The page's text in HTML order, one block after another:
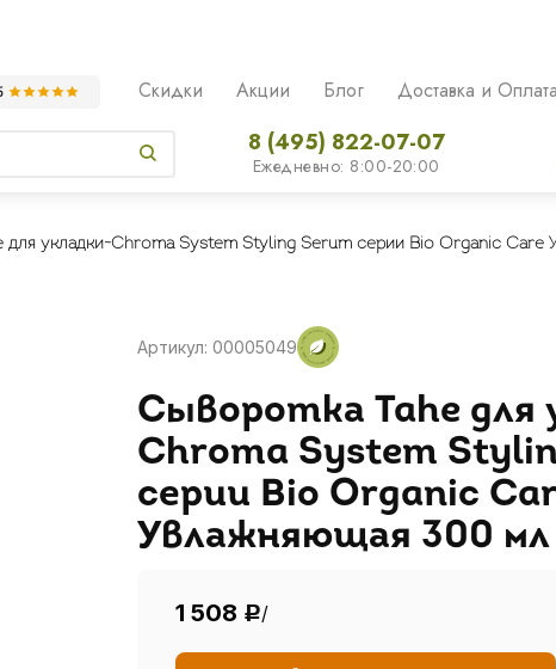
Скидки Акции Блог Доставка и Оплата
8 (495) 822-07-07
Ежедневно: 8:00-20:00
для укладки-Chroma System Styling Serum серии Bio Organic Care
Артикул: 00005049
Сыворотка Tahe для
Chroma System
серии Bio Organic
Увлажняющая 300 мл
1 508 Р/